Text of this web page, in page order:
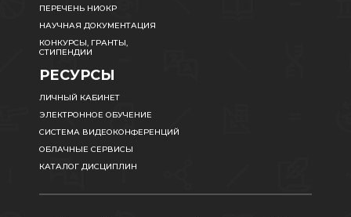
ПЕРЕЧЕНЬ НИОКР
НАУЧНАЯ ДОКУМЕНТАЦИЯ
КОНКУРСЫ, ГРАНТЫ,
СТИПЕНДИИ
РЕСУРСЫ
ЛИЧНЫЙ КАБИНЕТ
ЭЛЕКТРОННОЕ ОБУЧЕНИЕ
СИСТЕМА ВИДЕОКОНФЕРЕНЦИЙ
ОБЛАЧНЫЕ СЕРВИСЫ
КАТАЛОГ ДИСЦИПЛИН